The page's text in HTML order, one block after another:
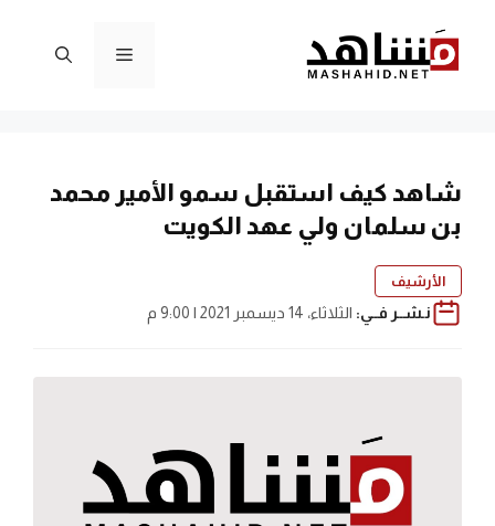
المحتوى
القائمة
شاهد كيف استقبل سمو الأمير محمد
بن سلمان ولي عهد الكويت
الأرشيف
نـشــر فــي: الثلاثاء، 14 ديسمبر 2021 | 9:00 م